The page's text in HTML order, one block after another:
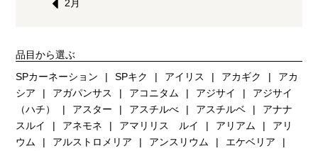
2月
品目から選ぶ
SPカーネーション
SPキク アイリス アカギク
アカ
シア
アガパンサス アコニタム アジサイ
アジサイ
（ハチ）
アスター アスチルべ アスチルベ
アナナ
スルイ
アネモネ アマリリス ルイ アリアム
アリ
ウム
アルストロメリア アンスリウム
エケベリア